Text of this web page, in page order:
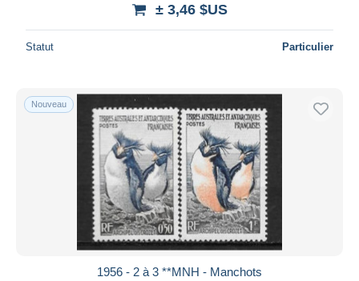
± 3,46 $US
Statut Particulier
Nouveau
1956 - 2 à 3 **MNH - Manchots